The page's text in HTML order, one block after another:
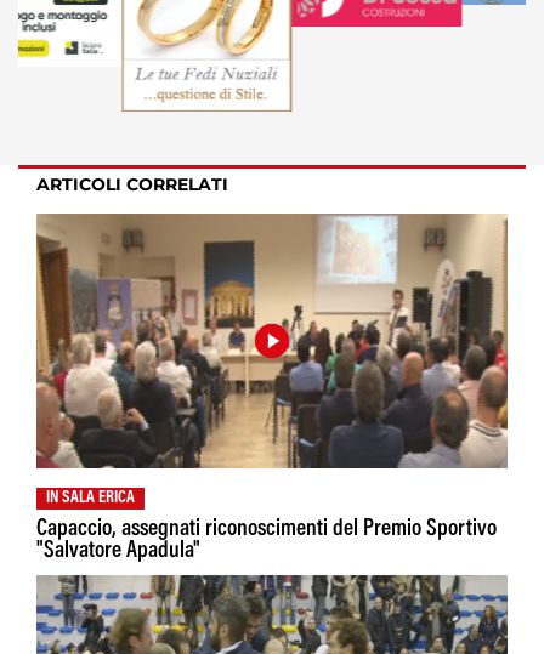
ARTICOLI CORRELATI
IN SALA ERICA
Capaccio, assegnati riconoscimenti del Premio Sportivo
"Salvatore Apadula"